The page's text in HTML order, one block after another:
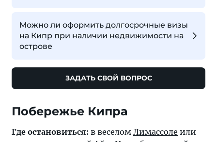
Можно ли оформить долгосрочные визы
на Кипр при наличии недвижимости на
острове
ЗАДАТЬ СВОЙ ВОПРОС
Побережье Кипра
Где остановиться: в веселом Лимассоле или